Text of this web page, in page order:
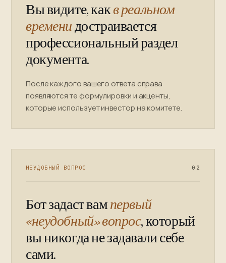
Вы видите, какв реальном
временидостраивается
профессиональный раздел
документа.
После каждого вашего ответа справа
появляются те формулировки и акценты,
которые использует инвестор на комитете.
НЕУДОБНЫЙ ВОПРОС 02
Бот задаст вампервый
«неудобный» вопрос, который
вы никогда не задавали себе
сами.